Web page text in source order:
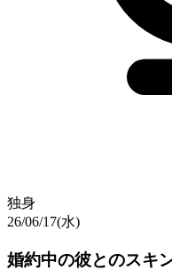
独身
26/06/17(水)
婚約中の彼とのスキ